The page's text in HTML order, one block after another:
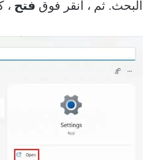
البحث. ثم ، انقر فوق فتح ،